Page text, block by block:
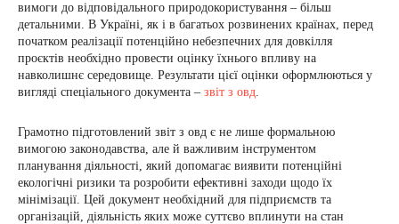
вимоги до відповідального природокористування – більш
детальними. В Україні, як і в багатьох розвинених країнах, перед
початком реалізації потенційно небезпечних для довкілля
проєктів необхідно провести оцінку їхнього впливу на
навколишнє середовище. Результати цієї оцінки оформлюються у
вигляді спеціального документа – звіт з овд.
Грамотно підготовлений звіт з овд є не лише формальною
вимогою законодавства, але й важливим інструментом
планування діяльності, який допомагає виявити потенційні
екологічні ризики та розробити ефективні заходи щодо їх
мінімізації. Цей документ необхідний для підприємств та
організацій, діяльність яких може суттєво вплинути на стан